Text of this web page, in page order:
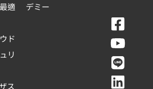
適
ド
リ
ス
デミー
F
a
c
e
b
Y
o
u
t
u
L
i
n
e
L
i
n
k
e